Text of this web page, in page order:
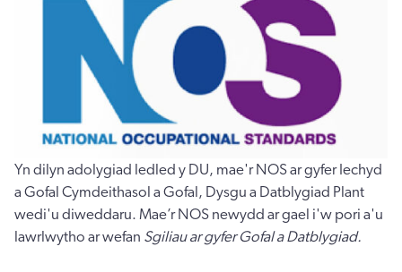
Yn dilyn adolygiad ledled y DU, mae'r NOS ar gyfer Iechyd
a Gofal Cymdeithasol a Gofal, Dysgu a Datblygiad Plant
wedi'u diweddaru. Mae’r NOS newydd ar gael i'w pori a'u
lawrlwytho ar wefan Sgiliau ar gyfer Gofal a Datblygiad.